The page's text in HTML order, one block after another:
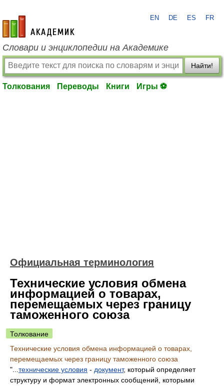
academic.ru
EN DE ES FR
Словари и энциклопедии на Академике
Найти!
Толкования Переводы Книги Игры ⚽
Официальная терминология
Технические условия обмена
информацией о товарах,
перемещаемых через границу
таможенного союза
Толкование
Технические условия обмена информацией о товарах,
перемещаемых через границу таможенного союза
"... технические условия - документ, который определяет
структуру и формат электронных сообщений, которыми